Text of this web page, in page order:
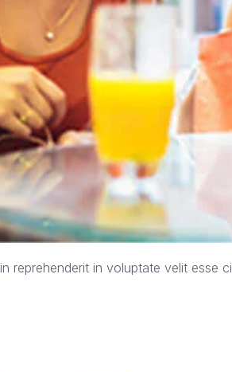
reprehenderit in voluptate velit esse